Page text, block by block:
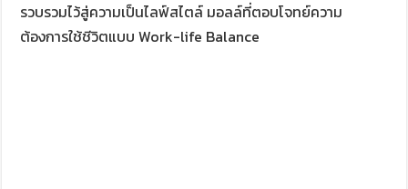
รวบรวมไว้สู่ความเป็นไลฟ์สไตล์ มอลล์ที่ตอบโจทย์ความ
ต้องการใช้ชีวิตแบบ Work-life Balance